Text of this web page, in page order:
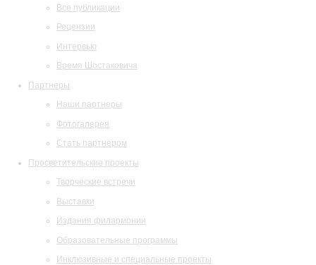
Все публикации
Рецензии
Интервью
Время Шостаковича
Партнеры
Наши партнеры
Фотогалерея
Стать партнером
Просветительские проекты
Творческие встречи
Выставки
Издания филармонии
Образовательные программы
Инклюзивные и специальные проекты